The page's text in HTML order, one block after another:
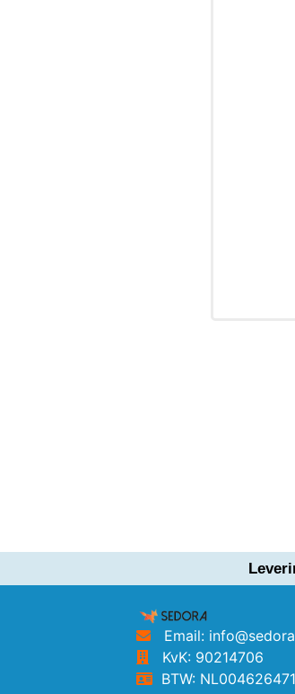
Email:
KvK: 90214706
BTW: